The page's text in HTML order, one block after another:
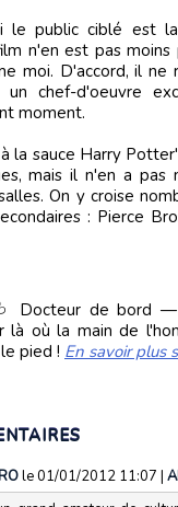
le public ciblé est
n'en est pas moins
moi. D'accord, il ne
un chef-d'oeuvre
moment.
la sauce Harry
mais il n'en a pas
On y croise
: Pierce
Docteur de bord —
là où la main de
pied ! En savoir plus
le 01/01/2012 11:07 |